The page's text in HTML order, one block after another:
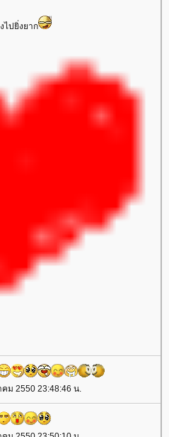
ไปยิ่งยาก
ม 2550 23:48:46 น.